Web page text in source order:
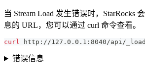
当 Stream Load 发生错误时，StarRocks
息的 URL，您可以通过 curl 命令查看。
curl http://127.0.0.1:8040/api/
错误信息